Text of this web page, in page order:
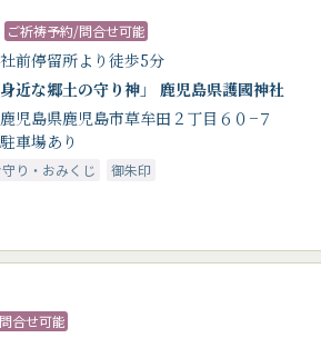
ご祈祷予約/問合せ可能
前停留所より徒歩5分
身近な郷土の守り神」 鹿児島県護國神社
鹿児島県鹿児島市草牟田２丁目６０−７
駐車場あり
守り・おみくじ 御朱印
合せ可能